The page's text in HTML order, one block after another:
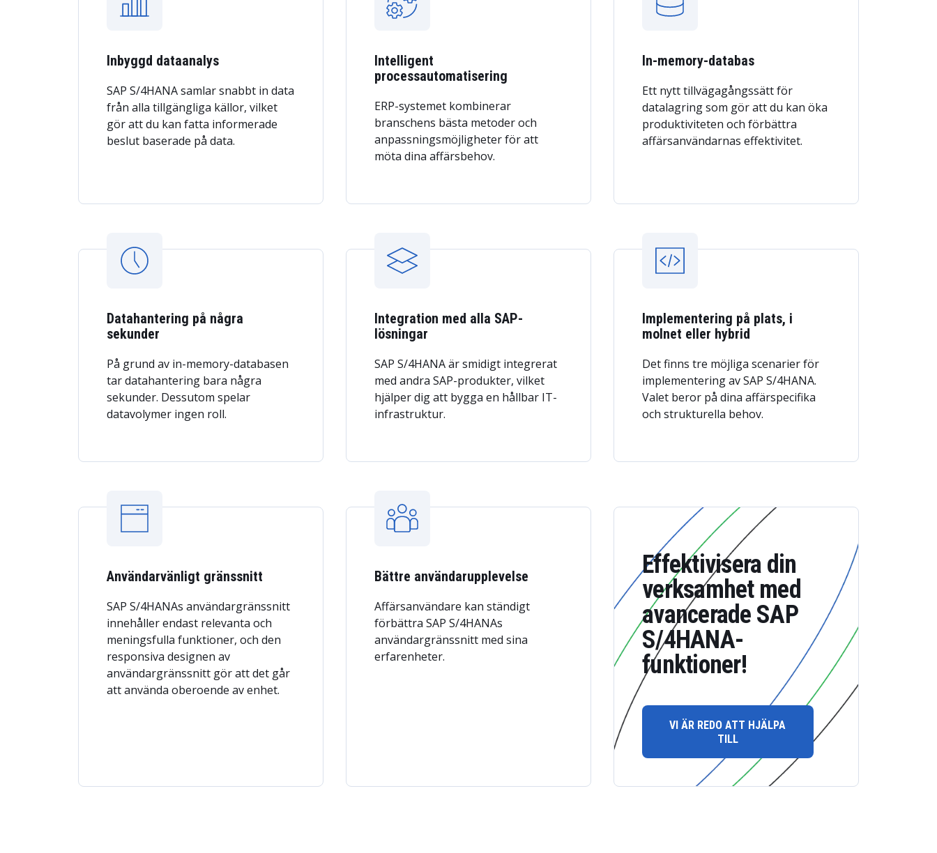
Inbyggd dataanalys
SAP S/4HANA samlar snabbt in data
från alla tillgängliga källor, vilket
gör att du kan fatta informerade
beslut baserade på data.
Intelligent
processautomatisering
ERP-systemet kombinerar
branschens bästa metoder och
anpassningsmöjligheter för att
möta dina affärsbehov.
In-memory-databas
Ett nytt tillvägagångssätt för
datalagring som gör att du kan öka
produktiviteten och förbättra
affärsanvändarnas effektivitet.
Datahantering på några
sekunder
På grund av in-memory-databasen
tar datahantering bara några
sekunder. Dessutom spelar
datavolymer ingen roll.
Integration med alla SAP-
lösningar
SAP S/4HANA är smidigt integrerat
med andra SAP-produkter, vilket
hjälper dig att bygga en hållbar IT-
infrastruktur.
Implementering på plats, i
molnet eller hybrid
Det finns tre möjliga scenarier för
implementering av SAP S/4HANA.
Valet beror på dina affärspecifika
och strukturella behov.
Användarvänligt gränssnitt
SAP S/4HANAs användargränssnitt
innehåller endast relevanta och
meningsfulla funktioner, och den
responsiva designen av
användargränssnitt gör att det går
att använda oberoende av enhet.
Bättre användarupplevelse
Affärsanvändare kan ständigt
förbättra SAP S/4HANAs
användargränssnitt med sina
erfarenheter.
Effektivisera din
verksamhet med
avancerade SAP
S/4HANA-
funktioner!
VI ÄR REDO ATT HJÄLPA
TILL